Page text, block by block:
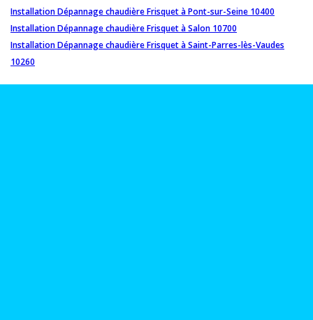
Installation Dépannage chaudière Frisquet à Pont-sur-Seine 10400
Installation Dépannage chaudière Frisquet à Salon 10700
Installation Dépannage chaudière Frisquet à Saint-Parres-lès-Vaudes
10260